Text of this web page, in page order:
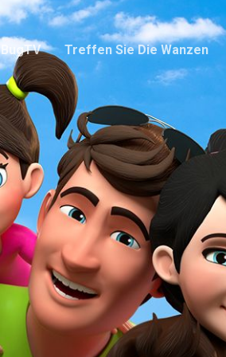
BugTV Treffen Sie Die Wanzen